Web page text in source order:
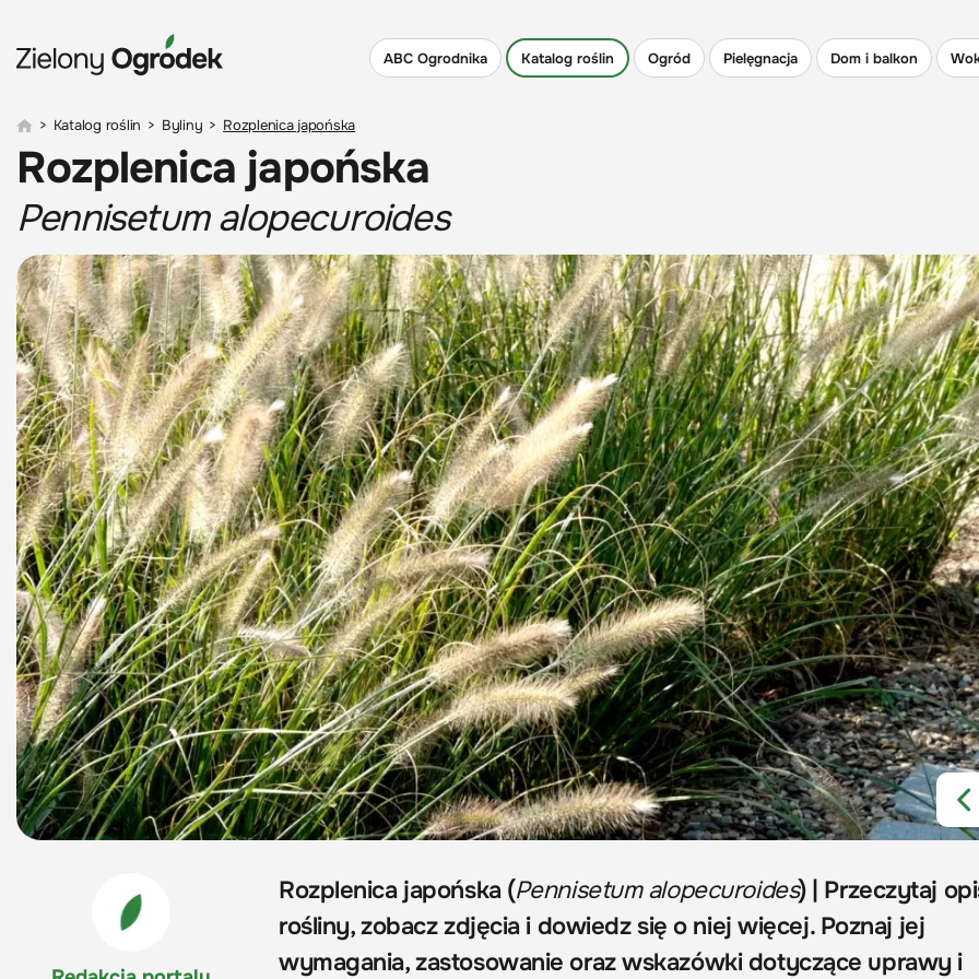
ABC Ogrodnika Katalog roślin Ogród Pielęgnacja Dom i balkon
> Katalog roślin > Byliny > Rozplenica japońska
Rozplenica japońska
Pennisetum alopecuroides
Rozplenica japońska (Pennisetum alopecuroides) | Przeczytaj
rośliny, zobacz zdjęcia i dowiedz się o niej więcej. Poznaj jej
wymagania, zastosowanie oraz wskazówki dotyczące uprawy i